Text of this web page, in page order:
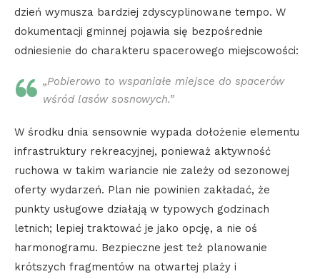
dzień wymusza bardziej zdyscyplinowane tempo. W
dokumentacji gminnej pojawia się bezpośrednie
odniesienie do charakteru spacerowego miejscowości:
„Pobierowo to wspaniałe miejsce do spacerów
wśród lasów sosnowych.”
W środku dnia sensownie wypada dołożenie elementu
infrastruktury rekreacyjnej, ponieważ aktywność
ruchowa w takim wariancie nie zależy od sezonowej
oferty wydarzeń. Plan nie powinien zakładać, że
punkty usługowe działają w typowych godzinach
letnich; lepiej traktować je jako opcję, a nie oś
harmonogramu. Bezpieczne jest też planowanie
krótszych fragmentów na otwartej plaży i